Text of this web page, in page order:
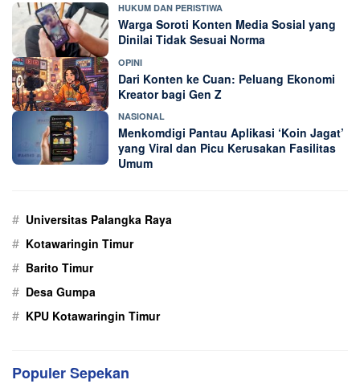
HUKUM DAN PERISTIWA
Warga Soroti Konten Media Sosial yang
Dinilai Tidak Sesuai Norma
OPINI
Dari Konten ke Cuan: Peluang Ekonomi
Kreator bagi Gen Z
NASIONAL
Menkomdigi Pantau Aplikasi ‘Koin Jagat’
yang Viral dan Picu Kerusakan Fasilitas
Umum
# Universitas Palangka Raya
# Kotawaringin Timur
# Barito Timur
# Desa Gumpa
# KPU Kotawaringin Timur
Populer Sepekan